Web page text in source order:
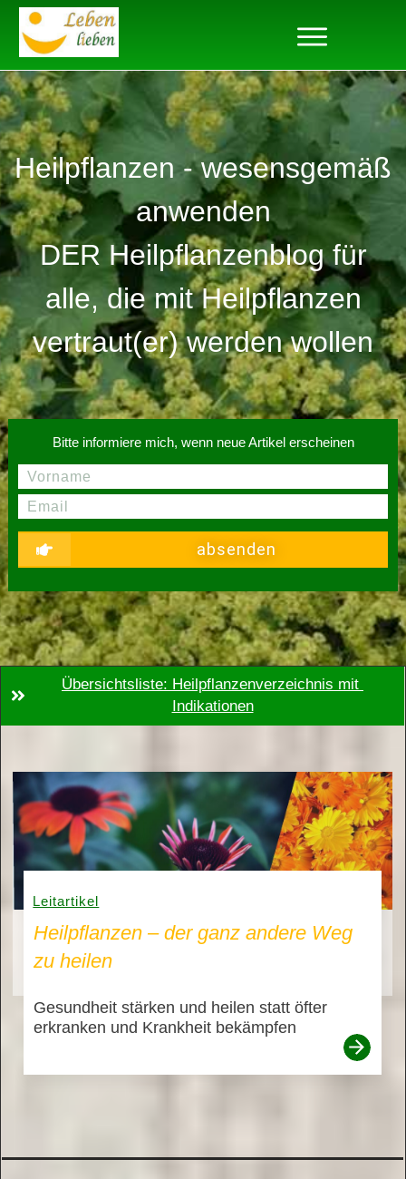
Heilpflanzen - wesensgemäß
anwenden
DER Heilpflanzenblog für
alle, die mit Heilpflanzen
vertraut(er) werden wollen
Bitte informiere mich, wenn neue Artikel erscheinen
absenden
Übersichtsliste: Heilpflanzenverzeichnis mit
Indikationen
Leitartikel
Heilpflanzen – der ganz andere Weg
zu heilen
Gesundheit stärken und heilen statt öfter
erkranken und Krankheit bekämpfen